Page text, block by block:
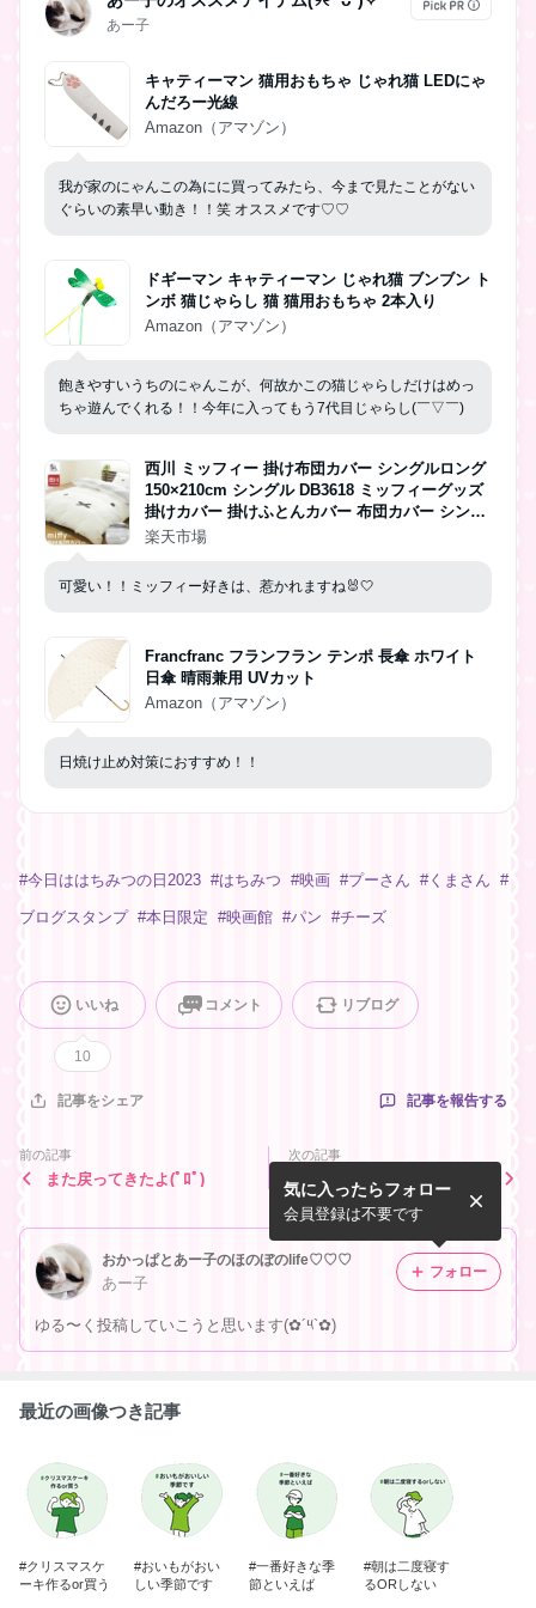
あー子
キャティーマン 猫用おもちゃ じゃれ猫 LEDにゃ
んだろー光線
Amazon（アマゾン）
我が家のにゃんこの為にに買ってみたら、今まで見たことがない
ぐらいの素早い動き！！笑 オススメです♡♡
ドギーマン キャティーマン じゃれ猫 ブンブン ト
ンボ 猫じゃらし 猫 猫用おもちゃ 2本入り
Amazon（アマゾン）
飽きやすいうちのにゃんこが、何故かこの猫じゃらしだけはめっ
ちゃ遊んでくれる！！今年に入ってもう7代目じゃらし(￣▽￣)
西川 ミッフィー 掛け布団カバー シングルロング
150×210cm シングル DB3618 ミッフィーグッズ
掛けカバー 掛けふとんカバー 布団カバー シング
ルSL ホワイト グレー Miffy ブルーナ キャラクタ
楽天市場
可愛い！！ミッフィー好きは、惹かれますね🐰🤍
Francfranc フランフラン テンポ 長傘 ホワイト
日傘 晴雨兼用 UVカット
Amazon（アマゾン）
日焼け止め対策におすすめ！！
#今日ははちみつの日2023 #はちみつ #映画 #プーさん #くまさん #
ブログスタンプ #本日限定 #映画館 #パン #チーズ
いいね
10
コメント リブログ
記事をシェア 記事を報告する
前の記事
また戻ってきたよ(ﾟﾛﾟ)
次の記事
おはようございます(*Ü*)
おかっぱとあー子のほのぼのlife♡♡♡
あー子
ゆる〜く投稿していこうと思います(✿´༥`✿)
気に入ったらフォロー
会員登録は不要です
フォロー
最近の画像つき記事
#クリスマスケ
ーキ作るor買う
#おいもがおい
しい季節です
#一番好きな季
節といえば
#朝は二度寝す
るORしない